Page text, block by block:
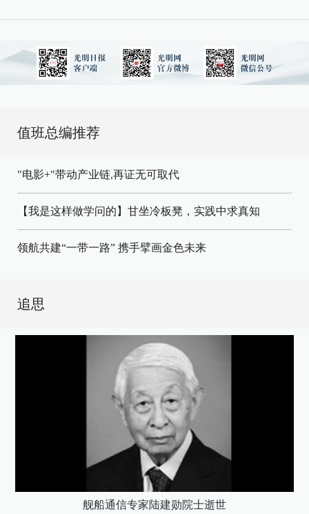
值班总编推荐
"电影+"带动产业链,再证无可取代
【我是这样做学问的】甘坐冷板凳，实践中求真知
领航共建“一带一路” 携手擘画金色未来
追思
舰船通信专家陆建勋院士逝世